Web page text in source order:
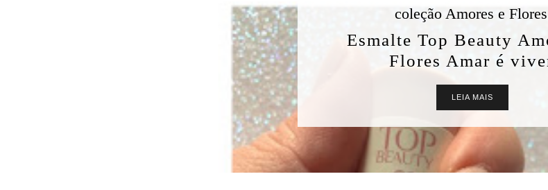
coleção Amores e Flores
Esmalte Top Beauty
Flores Amar é
LEIA MAIS